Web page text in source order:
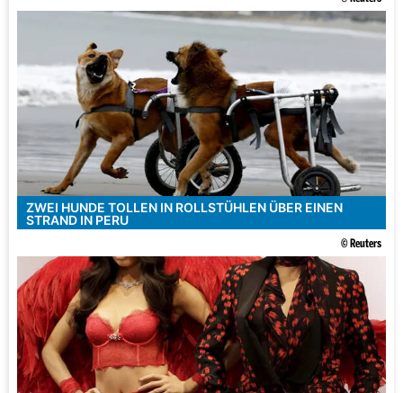
ZWEI HUNDE TOLLEN IN ROLLSTÜHLEN ÜBER EINEN
STRAND IN PERU
© Reuters